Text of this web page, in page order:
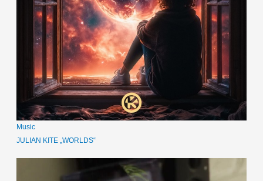
Music
JULIAN KITE „WORLDS“